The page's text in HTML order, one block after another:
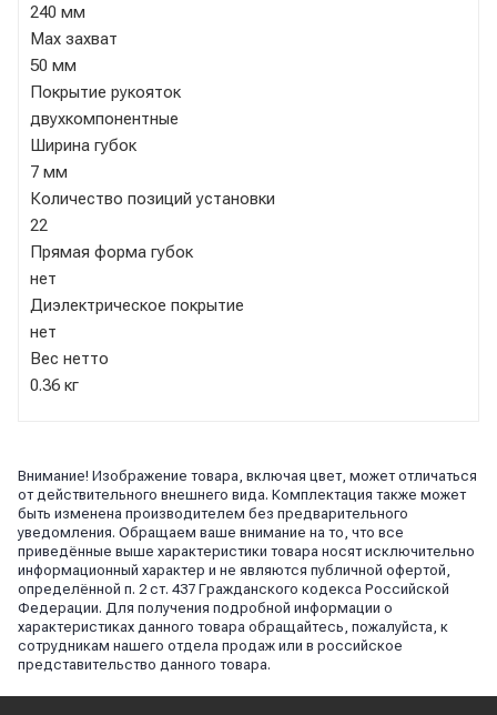
240 мм
Мах захват
50 мм
Покрытие рукояток
двухкомпонентные
Ширина губок
7 мм
Количество позиций установки
22
Прямая форма губок
нет
Диэлектрическое покрытие
нет
Вес нетто
0.36 кг
Внимание! Изображение товара, включая цвет, может отличаться
от действительного внешнего вида. Комплектация также может
быть изменена производителем без предварительного
уведомления. Обращаем ваше внимание на то, что все
приведённые выше характеристики товара носят исключительно
информационный характер и не являются публичной офертой,
определённой п. 2 ст. 437 Гражданского кодекса Российской
Федерации. Для получения подробной информации о
характеристиках данного товара обращайтесь, пожалуйста, к
сотрудникам нашего отдела продаж или в российское
представительство данного товара.